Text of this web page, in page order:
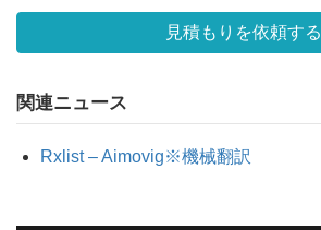
見積もりを依頼する
関連ニュース
Rxlist – Aimovig※機械翻訳